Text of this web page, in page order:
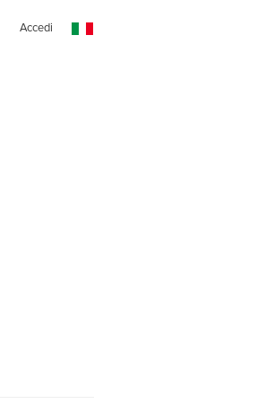
Accedi